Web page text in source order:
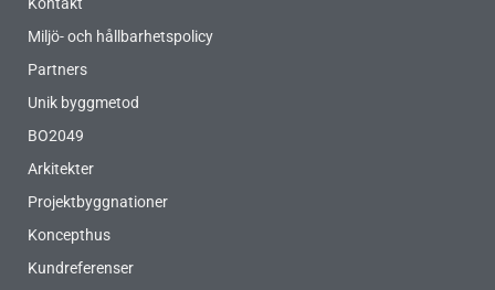
Miljö- och hållbarhetspolicy
Partners
Unik byggmetod
BO2049
Arkitekter
Projektbyggnationer
Koncepthus
Kundreferenser